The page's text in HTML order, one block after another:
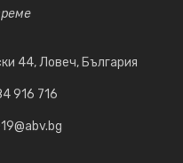
44, Ловеч, България
916 716